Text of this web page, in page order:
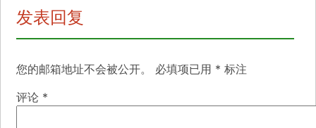
发表回复
您的邮箱地址不会被公开。 必填项已用 * 标注
评论 *